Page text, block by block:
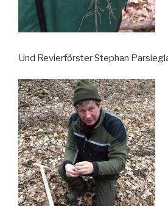
Und Revierförster Stephan